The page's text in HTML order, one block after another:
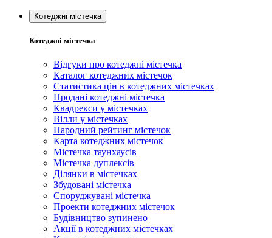
Котеджні містечка
Котеджні містечка
Відгуки про котеджні містечка
Каталог котеджних містечок
Статистика цін в котеджних містечках
Продані котеджні містечка
Квадрекси у містечках
Вілли у містечках
Народний рейтинг містечок
Карта котеджних містечок
Містечка таунхаусів
Містечка дуплексів
Ділянки в містечках
Збудовані містечка
Споруджувані містечка
Проекти котеджних містечок
Будівництво зупинено
Акції в котеджних містечках